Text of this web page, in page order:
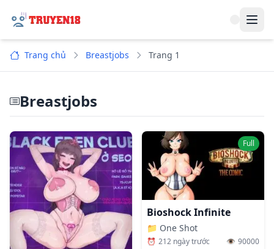
Trang chủ Breastjobs Trang 1
Breastjobs
Full
Bioshock Infinite
📁 One Shot
⏰ 212 ngày trước 👁️ 90000